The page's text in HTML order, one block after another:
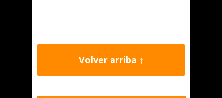
Volver arriba ↑